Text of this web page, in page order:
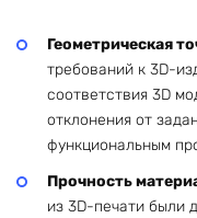
Геометрическая
требований к 3D-
соответствия 3D
отклонения от
функциональным
Прочность
из 3D-печати были